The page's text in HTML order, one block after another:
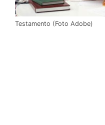
Testamento (Foto Adobe)